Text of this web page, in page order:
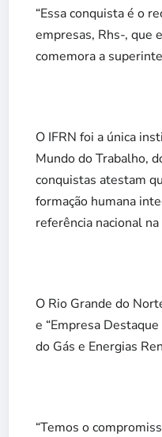
“Essa conquista é o
empresas, Rhs-, que
comemora a
O IFRN foi a única
Mundo do Trabalho,
conquistas atestam
formação humana
referência nacional
O Rio Grande do
e “Empresa
do Gás e Energias
“Temos o